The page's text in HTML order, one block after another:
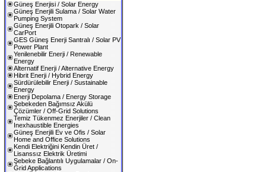
Güneş Enerjisi / Solar Energy
Güneş Enerjili Sulama / Solar Water
Pumping System
Güneş Enerjili Otopark / Solar
CarPort
GES Güneş Enerji Santralı / Solar PV
Power Plant
Yenilenebilir Enerji / Renewable
Energy
Alternatif Enerji / Alternative Energy
Hibrit Enerji / Hybrid Energy
Sürdürülebilir Enerji / Sustainable
Energy
Enerji Depolama / Energy Storage
Şebekeden Bağımsız Akülü
Çözümler / Off-Grid Solutions
Temiz Tükenmez Enerjiler / Clean
Inexhaustible Energies
Güneş Enerjili Ev ve Ofis / Solar
Home and Office Solutions
Kendi Elektriğini Kendin Üret /
Lisanssız Elektrik Üretimi
Şebeke Bağlantılı Uygulamalar / On-
Grid Applications